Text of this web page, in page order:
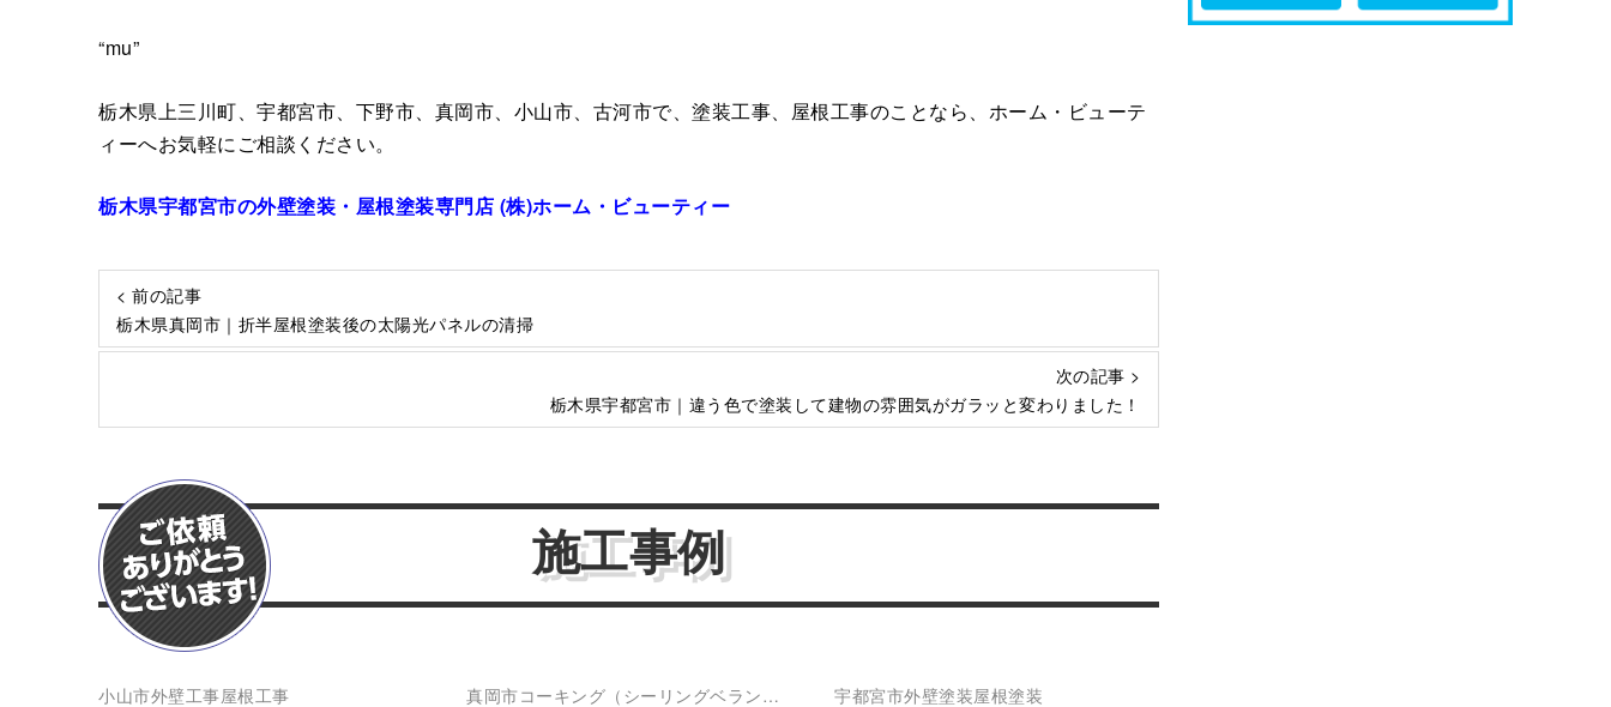
“mu”
栃木県上三川町、宇都宮市、下野市、真岡市、小山市、古河市で、塗装工事、屋根工事のことなら、ホーム・ビューテ
ィーへお気軽にご相談ください。
栃木県宇都宮市の外壁塗装・屋根塗装専門店 (株)ホーム・ビューティー
< 前の記事
栃木県真岡市｜折半屋根塗装後の太陽光パネルの清掃
次の記事 >
栃木県宇都宮市｜違う色で塗装して建物の雰囲気がガラッと変わりました！
施工事例
小山市外壁工事屋根工事 真岡市コーキング（シーリングベランダ
宇都宮市外壁塗装屋根塗装